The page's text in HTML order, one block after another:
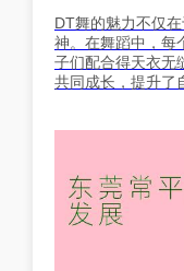
DT舞的魅力不仅
神。在舞蹈中，每
子们配合得天衣无
共同成长，提升了